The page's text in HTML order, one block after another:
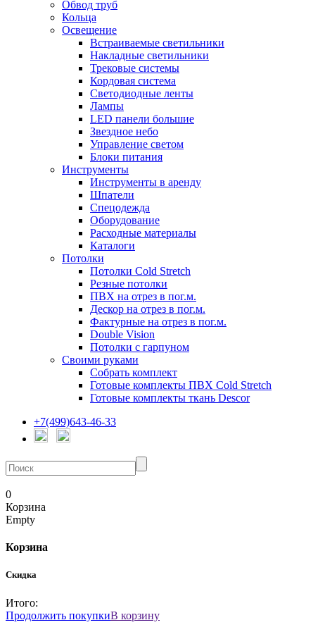
Обвод труб
Кольца
Освещение
Встраиваемые светильники
Накладные светильники
Трековые системы
Кордовая система
Светодиодные ленты
Лампы
LED панели большие
Звездное небо
Управление светом
Блоки питания
Инструменты
Инструменты в аренду
Шпатели
Спецодежда
Оборудование
Расходные материалы
Каталоги
Потолки
Потолки Cold Stretch
Резные потолки
ПВХ на отрез в пог.м.
Дескор на отрез в пог.м.
Фактурные на отрез в пог.м.
Double Vision
Потолки с гарпуном
Своими руками
Собрать комплект
Готовые комплекты ПВХ Cold Stretch
Готовые комплекты ткань Descor
+7(499)643-46-33
0
Корзина
Empty
Корзина
Скидка
Итого:
Продолжить покупкиВ корзину